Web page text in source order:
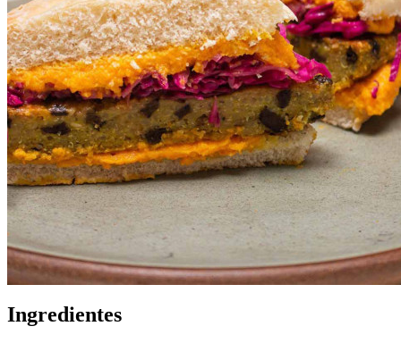
Ingredientes